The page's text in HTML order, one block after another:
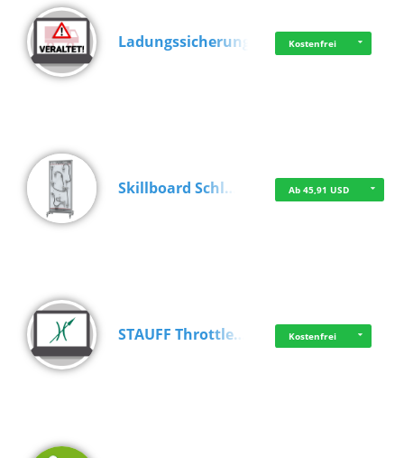
Ladungssicherung Kostenfrei
Skillboard Schl… Ab 45,91 USD
STAUFF Throttle… Kostenfrei